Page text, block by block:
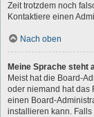
Zeit trotzdem noch
Kontaktiere einen
Nach oben
Meine Sprache steht
Meist hat die Board-
oder niemand hat das
einen Board-
installieren kann.